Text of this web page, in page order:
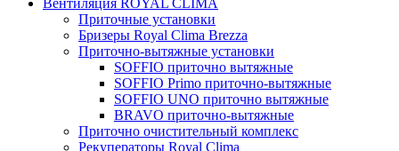
Вентиляция ROYAL CLIMA
Приточные установки
Бризеры Royal Clima Brezza
Приточно-вытяжные установки
SOFFIO приточно вытяжные
SOFFIO Primo приточно-вытяжные
SOFFIO UNO приточно вытяжные
BRAVO приточно-вытяжные
Приточно очистительный комплекс
Рекуператоры Royal Clima